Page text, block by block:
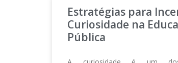
Estratégias para
Curiosidade na
Pública